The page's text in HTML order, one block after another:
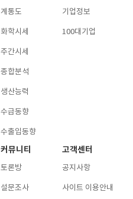
계통도
화학시세
주간시세
종합분석
생산능력
수급동향
수출입동향
기업정보
100대기업
커뮤니티
토론방
설문조사
고객센터
공지사항
사이트 이용안내